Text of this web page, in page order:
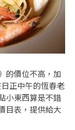
的價位不高，加
正中午的恆春老
小東西算是不錯
目表，提供給大